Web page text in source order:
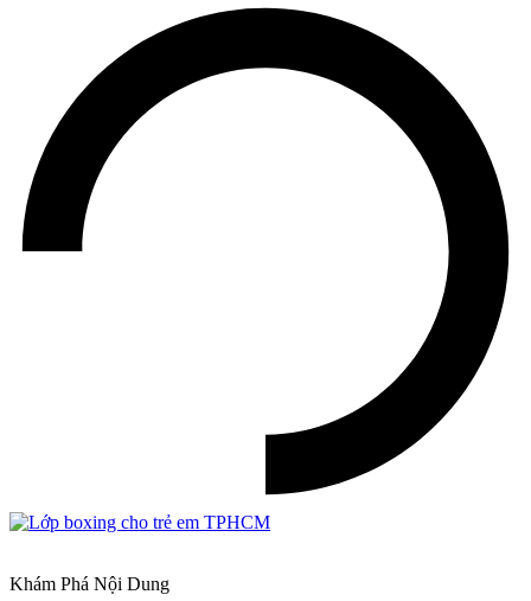
Khám Phá Nội Dung